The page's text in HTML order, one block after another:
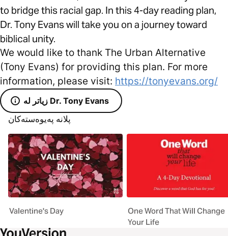
to bridge this racial gap. In this 4-day reading plan,
Dr. Tony Evans will take you on a journey toward
biblical unity.
We would like to thank The Urban Alternative
(Tony Evans) for providing this plan. For more
information, please visit: https://tonyevans.org/
زیاتر لە Dr. Tony Evans
پلانە پەیوەستەکان
Valentine's Day
One Word That Will Change
Your Life